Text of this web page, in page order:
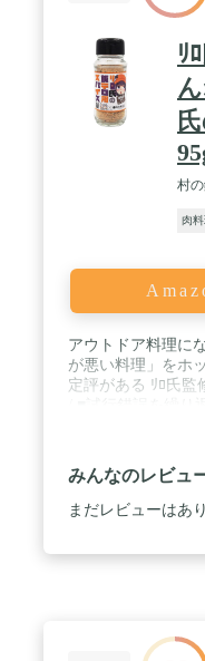
ﾘ
村
肉
アウトドア料理に
が悪い料理」をホ
定評がある ﾘﾛ氏監
作る料理に合うス
品を作り、ﾘﾛ氏さ
た。 試行錯誤を
配合。肉、魚、野
な万能スパイスが
風味と歯ごたえで
みんなのレビュ
まだレビューはあ